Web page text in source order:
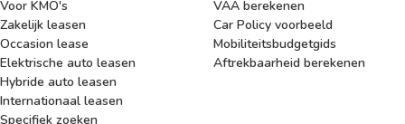
Voor KMO's
Zakelijk leasen
Occasion lease
Elektrische auto leasen
Hybride auto leasen
Internationaal leasen
Specifiek zoeken
VAA berekenen
Car Policy voorbeeld
Mobiliteitsbudgetgids
Aftrekbaarheid berekenen